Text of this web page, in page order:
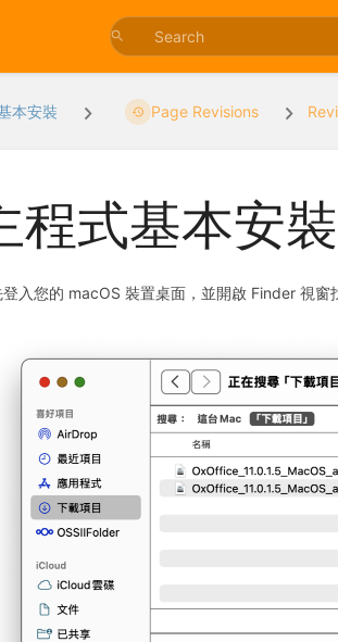
本安裝 Page Revisions
程式基本安裝
登入您的 macOS 裝置桌面，並開啟 Finder 視